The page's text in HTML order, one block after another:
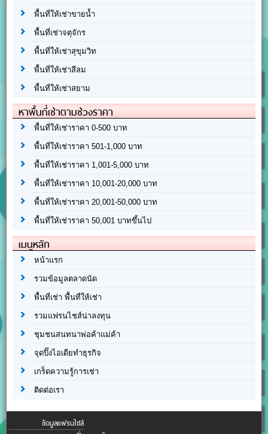
พื้นที่ให้เช่าขายน้ำ
พื้นที่เช่าจตุจักร
พื้นที่ให้เช่าสุขุมวิท
พื้นที่ให้เช่าสีลม
พื้นที่ให้เช่าสยาม
หาพื้นที่เช่าตามช่วงราคา
พื้นที่ให้เช่าราคา 0-500 บาท
พื้นที่ให้เช่าราคา 501-1,000 บาท
พื้นที่ให้เช่าราคา 1,001-5,000 บาท
พื้นที่ให้เช่าราคา 10,001-20,000 บาท
พื้นที่ให้เช่าราคา 20,001-50,000 บาท
พื้นที่ให้เช่าราคา 50,001 บาทขึ้นไป
เมนูหลัก
หน้าแรก
รวมข้อมูลตลาดนัด
พื้นที่เช่า พื้นที่ให้เช่า
รวมแฟรนไชส์น่าลงทุน
ชุมชนสนทนาพ่อค้าแม่ค้า
จุดปิ๊งไอเดียทำธุรกิจ
เกร็ดความรู้การเช่า
ติดต่อเรา
ข้อมูลแฟรนไชส์